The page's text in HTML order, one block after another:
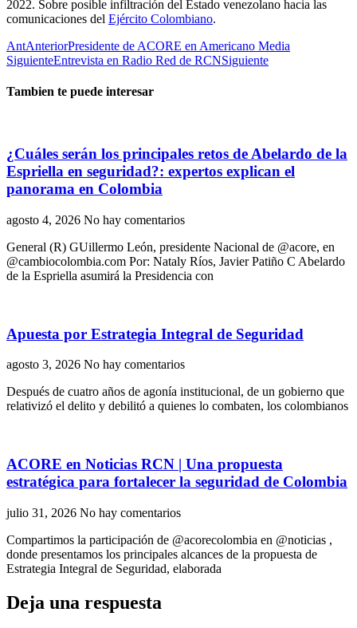
2022. Sobre posible infiltración del Estado venezolano hacia las
comunicaciones del Ejército Colombiano.
AntAnteriorPresidente de ACORE en Americano Media
SiguienteEntrevista en Radio Red de RCNSiguiente
Tambien te puede interesar
¿Cuáles serán los principales retos de Abelardo de la
Espriella en seguridad?: expertos explican el
panorama en Colombia
agosto 4, 2026 No hay comentarios
General (R) GUillermo León, presidente Nacional de @acore, en
@cambiocolombia.com Por: Nataly Ríos, Javier Patiño C Abelardo
de la Espriella asumirá la Presidencia con
Apuesta por Estrategia Integral de Seguridad
agosto 3, 2026 No hay comentarios
Después de cuatro años de agonía institucional, de un gobierno que
relativizó el delito y debilitó a quienes lo combaten, los colombianos
ACORE en Noticias RCN | Una propuesta
estratégica para fortalecer la seguridad de Colombia
julio 31, 2026 No hay comentarios
Compartimos la participación de ‪@acorecolombia‬ en ‪@noticias‬ ,
donde presentamos los principales alcances de la propuesta de
Estrategia Integral de Seguridad, elaborada
Deja una respuesta